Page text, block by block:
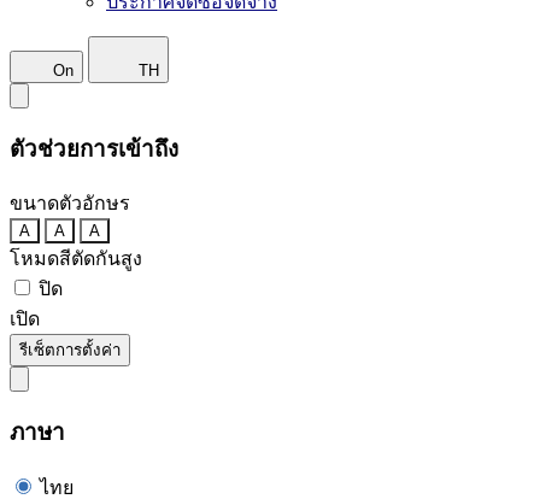
On TH
ตัวช่วยการเข้าถึง
ขนาดตัวอักษร
A A A
โหมดสีตัดกันสูง
ปิด
เปิด
รีเซ็ตการตั้งค่า
ภาษา
ไทย